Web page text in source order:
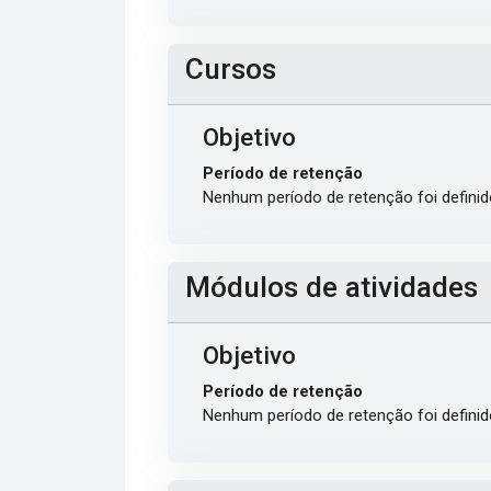
Cursos
Objetivo
Período de retenção
Nenhum período de retenção foi
Módulos de atividades
Objetivo
Período de retenção
Nenhum período de retenção foi